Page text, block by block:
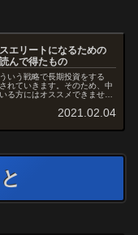
エリートになるための
んで得たもの
いう戦略で長期投資をする
れていきます。そのため、中
る方にはオススメできませ
2021.02.04